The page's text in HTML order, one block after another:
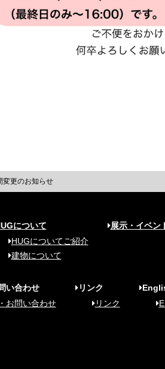
変更のお知らせ
について
HUGについてご紹介
建物について
展示・イベン
い合わせ
お問い合わせ
リンク
リンク